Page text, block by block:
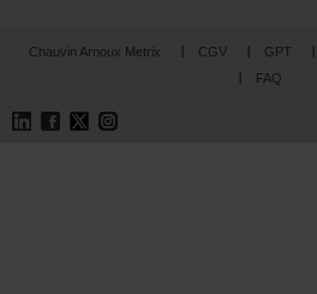
Chauvin Arnoux Metrix CGV GPT
FAQ